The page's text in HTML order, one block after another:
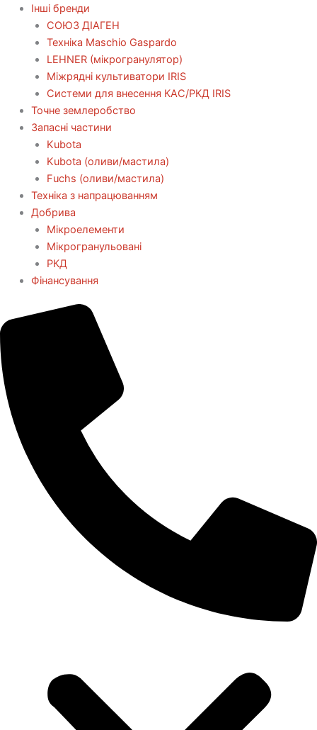
Інші бренди
СОЮЗ ДІАГЕН
Техніка Maschio Gaspardo
LEHNER (мікрогранулятор)
Міжрядні культиватори IRIS
Системи для внесення КАС/РКД IRIS
Точне землеробство
Запасні частини
Kubota
Kubota (оливи/мастила)
Fuchs (оливи/мастила)
Техніка з напрацюванням
Добрива
Мікроелементи
Мікрогранульовані
РКД
Фінансування